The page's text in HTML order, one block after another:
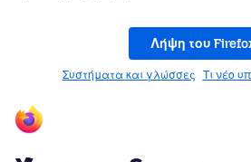
Λήψη του
Συστήματα και γλώσσες Τι νέο